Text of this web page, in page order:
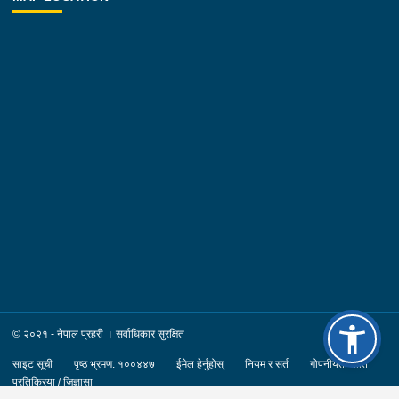
© २०२१ - नेपाल प्रहरी । सर्वाधिकार सुरक्षित
साइट सूची पृष्ठ भ्रमण: १००४४७ ईमेल हेर्नुहोस् नियम र सर्त
गोपनीयता नीति
प्रतिक्रिया / जिज्ञासा